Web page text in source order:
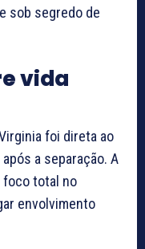
sob segredo de
vida
foi direta ao
a separação. A
foco total no
envolvimento